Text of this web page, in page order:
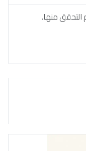
التحقق منها.